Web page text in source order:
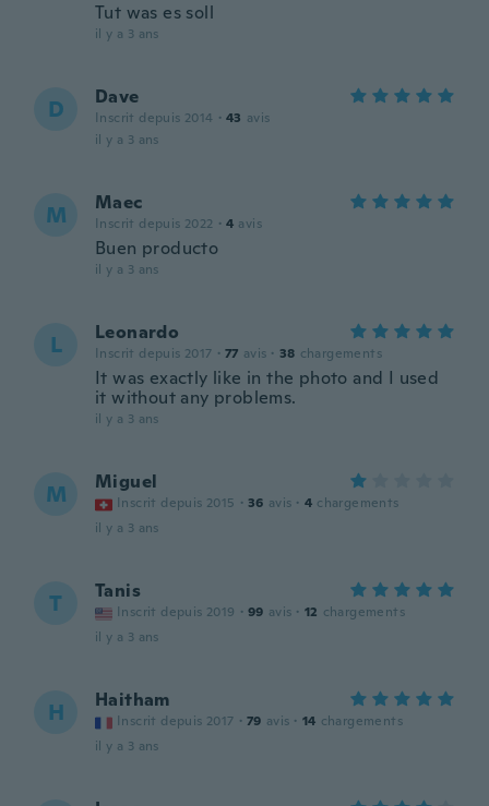
Tut was es soll
il y a 3 ans
D Dave
Inscrit depuis 2014 · 43 avis
il y a 3 ans
M Maec
Inscrit depuis 2022 · 4 avis
Buen producto
il y a 3 ans
L Leonardo
Inscrit depuis 2017 · 77 avis · 38 chargements
It was exactly like in the photo and I used
it without any problems.
il y a 3 ans
M Miguel
Inscrit depuis 2015 · 36 avis · 4 chargements
il y a 3 ans
T Tanis
Inscrit depuis 2019 · 99 avis · 12 chargements
il y a 3 ans
H Haitham
Inscrit depuis 2017 · 79 avis · 14 chargements
il y a 3 ans